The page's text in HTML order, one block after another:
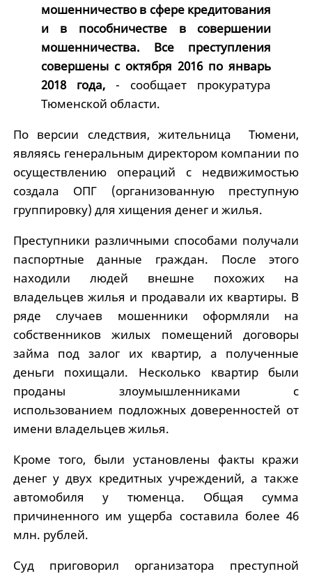
мошенничество в сфере кредитования
и в пособничестве в совершении
мошенничества. Все преступления
совершены с октября 2016 по январь
2018 года, - сообщает прокуратура
Тюменской области.
По версии следствия, жительница Тюмени,
являясь генеральным директором компании по
осуществлению операций с недвижимостью
создала ОПГ (организованную преступную
группировку) для хищения денег и жилья.
Преступники различными способами получали
паспортные данные граждан. После этого
находили людей внешне похожих на
владельцев жилья и продавали их квартиры. В
ряде случаев мошенники оформляли на
собственников жилых помещений договоры
займа под залог их квартир, а полученные
деньги похищали. Несколько квартир были
проданы злоумышленниками с
использованием подложных доверенностей от
имени владельцев жилья.
Кроме того, были установлены факты кражи
денег у двух кредитных учреждений, а также
автомобиля у тюменца. Общая сумма
причиненного им ущерба составила более 46
млн. рублей.
Суд приговорил организатора преступной